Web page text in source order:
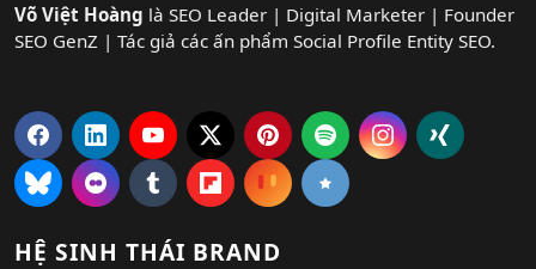
Võ Việt Hoàng là SEO Leader | Digital Marketer | Founder
SEO GenZ | Tác giả các ấn phẩm Social Profile Entity SEO.
HỆ SINH THÁI BRAND